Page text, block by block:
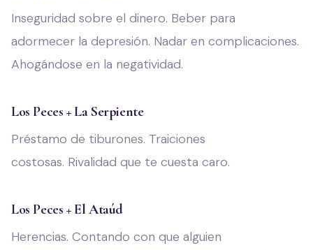
Inseguridad sobre el dinero. Beber para
adormecer la depresión. Nadar en complicaciones.
Ahogándose en la negatividad.
Los Peces + La Serpiente
Préstamo de tiburones. Traiciones
costosas. Rivalidad que te cuesta caro.
Los Peces + El Ataúd
Herencias. Contando con que alguien